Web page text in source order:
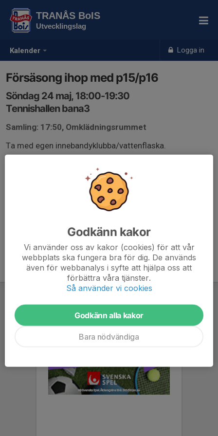
Kalender Logga in
TRANÅS BoIS
Utvecklingslag
Försäsong ihop med p15/p16
Söndag 24 maj, 18:00-19:30
Tennishallen bana3
Samling: 17:50, Omklädningsrummet
Ta med egen innebandyklubba/vattenflaska.
Godkänn kakor
Vi använder oss av kakor (cookies) för att vår
webbplats ska fungera bra för dig. De används
även för webbanalys i syfte att hjälpa oss att
förbättra våra tjänster.
Så använder vi cookies
Godkänn alla kakor
Bara nödvändiga